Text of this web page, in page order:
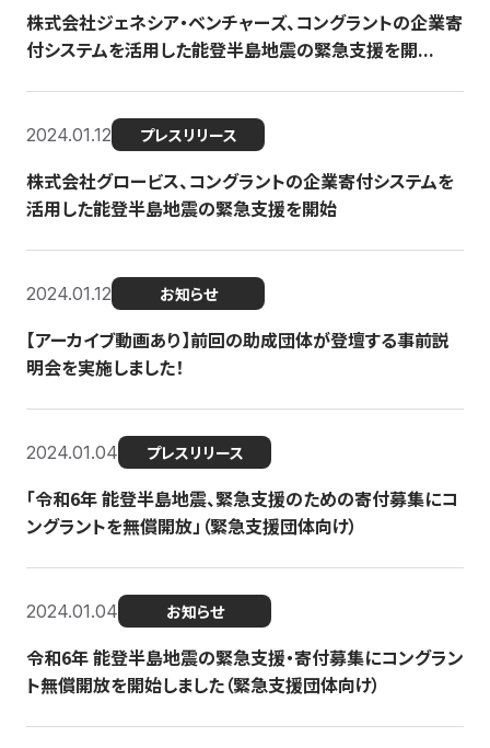
株式会社ジェネシア・ベンチャーズ、コングラントの企業寄
付システムを活用した能登半島地震の緊急支援を開...
2024.01.12 プレスリリース
株式会社グロービス、コングラントの企業寄付システムを
活用した能登半島地震の緊急支援を開始
2024.01.12 お知らせ
【アーカイブ動画あり】前回の助成団体が登壇する事前説
明会を実施しました！
2024.01.04 プレスリリース
「令和6年 能登半島地震、緊急支援のための寄付募集にコ
ングラントを無償開放」（緊急支援団体向け）
2024.01.04 お知らせ
令和6年 能登半島地震の緊急支援・寄付募集にコングラン
ト無償開放を開始しました（緊急支援団体向け）